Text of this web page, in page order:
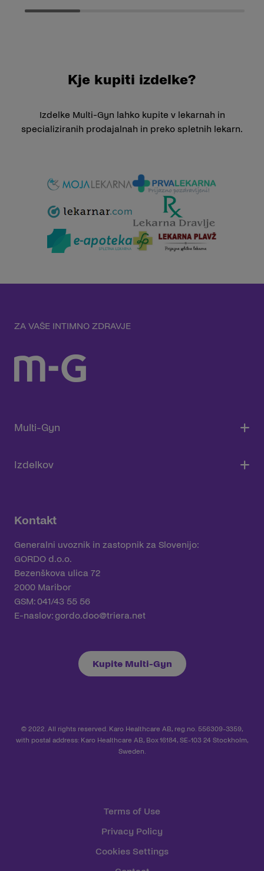
Kje kupiti izdelke?
Izdelke Multi-Gyn lahko kupite v lekarnah in
specializiranih prodajalnah in preko spletnih lekarn.
ZA VAŠE INTIMNO ZDRAVJE
Multi-Gyn
Izdelkov
Kontakt
Generalni uvoznik in zastopnik za Slovenijo:
GORDO d.o.o.
Bezenškova ulica 72
2000 Maribor
GSM: 041/43 55 56
E-naslov: gordo.doo@triera.net
Kupite Multi-Gyn
© 2022. All rights reserved. Karo Healthcare AB, reg.no. 556309-3359,
with postal address: Karo Healthcare AB, Box 16184, SE-103 24 Stockholm,
Sweden.
Terms of Use
Privacy Policy
Cookies Settings